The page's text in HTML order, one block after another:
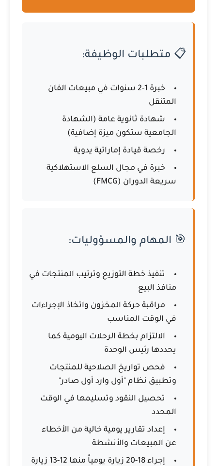
📋 متطلبات الوظيفة:
خبرة 1-2 سنوات في مبيعات الفان
المتنقل
شهادة ثانوية عامة (الشهادة
الجامعية ستكون ميزة إضافية)
رخصة قيادة إماراتية يدوية
خبرة في مجال السلع الاستهلاكية
سريعة الدوران (FMCG)
🎯 المهام والمسؤوليات:
تنفيذ خطة التوزيع وترتيب المنتجات في
منافذ البيع
مراقبة حركة المخزون واتخاذ الإجراءات
في الوقت المناسب
الالتزام بخطة الرحلات اليومية كما
يحددها رئيس الوحدة
فحص تواريخ الصلاحية للمنتجات
وتطبيق نظام "أول وارد أول صادر"
تحصيل النقود وتسليمها في الوقت
المحدد
إعداد تقارير يومية خالية من الأخطاء
عن المبيعات والأنشطة
إجراء 18-20 زيارة يومياً منها 12-13 زيارة